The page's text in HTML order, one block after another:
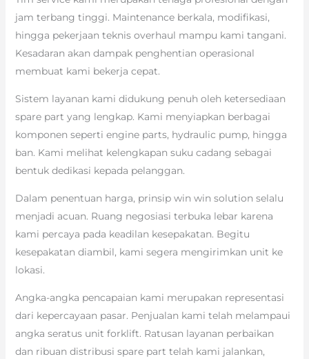
jam terbang tinggi. Maintenance berkala, modifikasi,
hingga pekerjaan teknis overhaul mampu kami tangani.
Kesadaran akan dampak penghentian operasional
membuat kami bekerja cepat.
Sistem layanan kami didukung penuh oleh ketersediaan
spare part yang lengkap. Kami menyiapkan berbagai
komponen seperti engine parts, hydraulic pump, hingga
ban. Kami melihat kelengkapan suku cadang sebagai
bentuk dedikasi kepada pelanggan.
Dalam penentuan harga, prinsip win win solution selalu
menjadi acuan. Ruang negosiasi terbuka lebar karena
kami percaya pada keadilan kesepakatan. Begitu
kesepakatan diambil, kami segera mengirimkan unit ke
lokasi.
Angka-angka pencapaian kami merupakan representasi
dari kepercayaan pasar. Penjualan kami telah melampaui
angka seratus unit forklift. Ratusan layanan perbaikan
dan ribuan distribusi spare part telah kami jalankan,